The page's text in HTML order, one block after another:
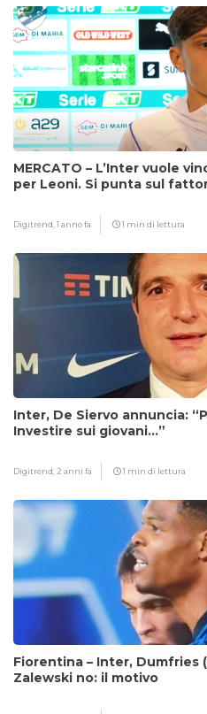
MERCATO – L’Inter vuole
per Leoni. Si punta sul
Digitrend,1 anno fa 1 min di lettura
Inter, De Siervo annuncia:
Investire sui giovani…”
Digitrend, 2 anni fa 1 min di lettura
Fiorentina – Inter, Dumfries
Zalewski no: il motivo